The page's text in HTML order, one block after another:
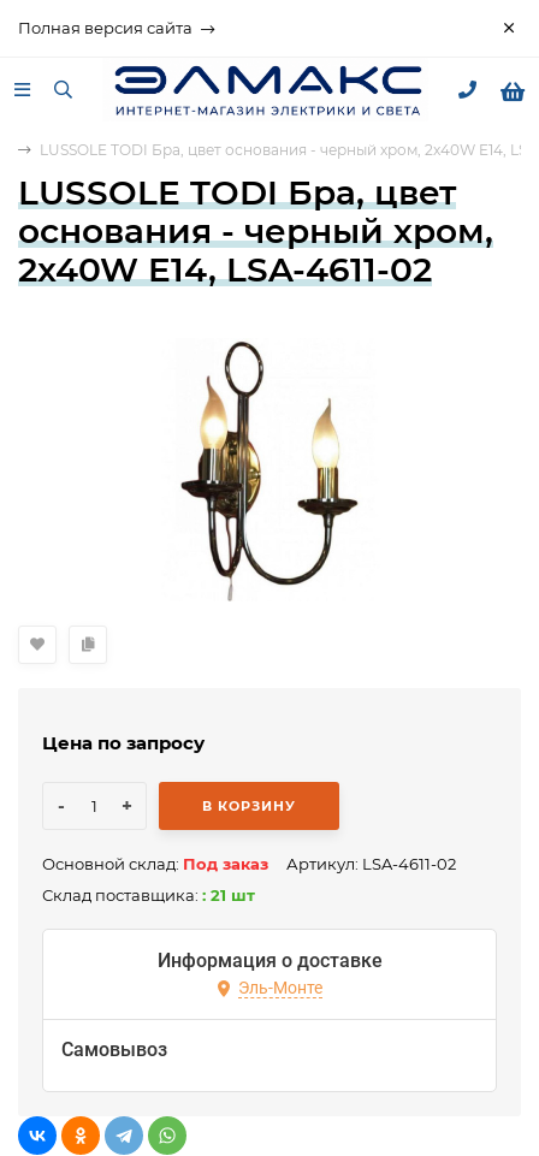
Полная версия сайта
LUSSOLE TODI Бра, цвет основания - черный хром, 2x40W E14,
LUSSOLE TODI Бра, цвет
основания - черный хром,
2x40W E14, LSA-4611-02
Цена по запросу
- + В КОРЗИНУ
Основной склад: Под заказ
Склад поставщика: : 21 шт
Артикул: LSA-4611-02
Информация о доставке
Эль-Монте
Самовывоз